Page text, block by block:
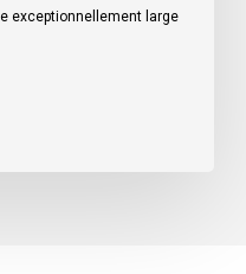
exceptionnellement large